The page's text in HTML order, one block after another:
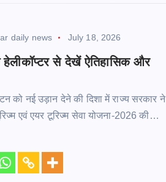
daily news July 18, 2026
हेलीकॉप्टर से देखें ऐतिहासिक और
को नई उड़ान देने की दिशा में राज्य सरकार ने
एवं एयर टूरिज्म सेवा योजना-2026 की…